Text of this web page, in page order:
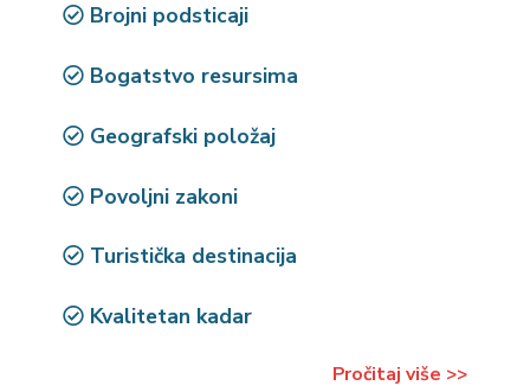
Brojni podsticaji
Bogatstvo resursima
Geografski položaj
Povoljni zakoni
Turistička destinacija
Kvalitetan kadar
Pročitaj više >>